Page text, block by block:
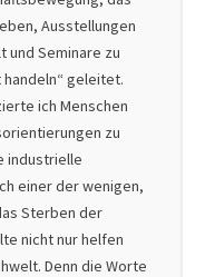
Ausstellungen
Seminare zu
geleitet.
ich Menschen
zu
industrielle
einer der wenigen,
Sterben der
nicht nur helfen
Denn die Worte